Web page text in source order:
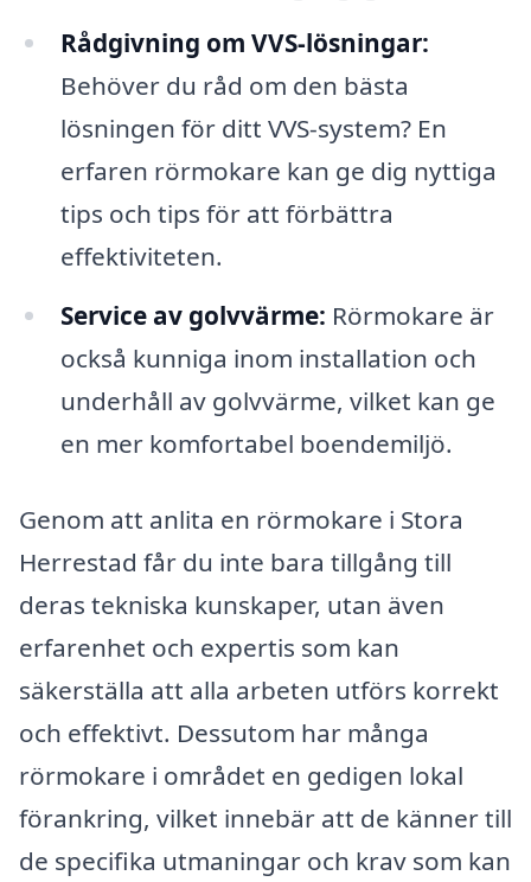
Rådgivning om VVS-lösningar:
Behöver du råd om den bästa
lösningen för ditt VVS-system? En
erfaren rörmokare kan ge dig nyttiga
tips och tips för att förbättra
effektiviteten.
Service av golvvärme: Rörmokare är
också kunniga inom installation och
underhåll av golvvärme, vilket kan ge
en mer komfortabel boendemiljö.
Genom att anlita en rörmokare i Stora
Herrestad får du inte bara tillgång till
deras tekniska kunskaper, utan även
erfarenhet och expertis som kan
säkerställa att alla arbeten utförs korrekt
och effektivt. Dessutom har många
rörmokare i området en gedigen lokal
förankring, vilket innebär att de känner till
de specifika utmaningar och krav som kan